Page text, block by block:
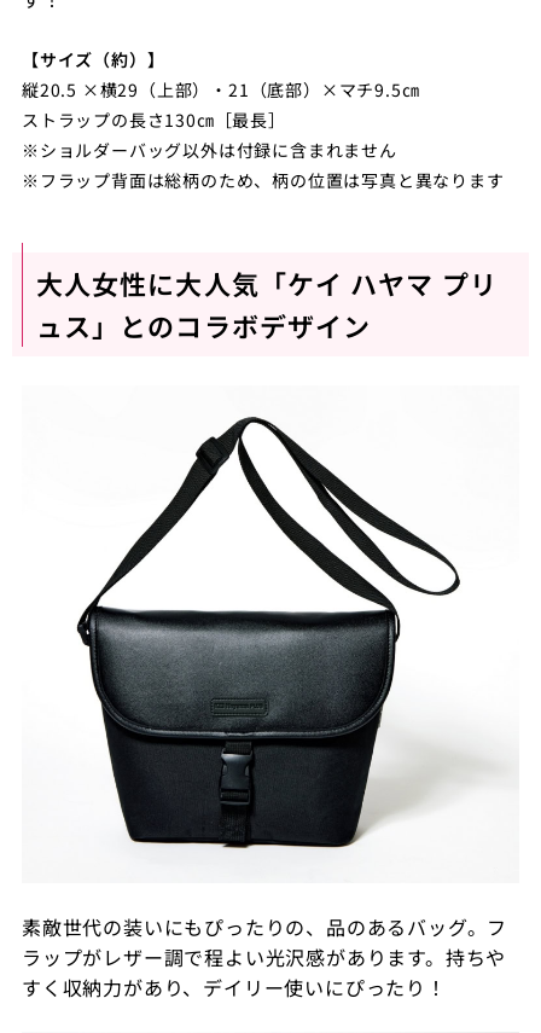
【サイズ（約）】
縦20.5 ×横29（上部）・21（底部）×マチ9.5㎝
ストラップの長さ130㎝［最長］
※ショルダーバッグ以外は付録に含まれません
※フラップ背面は総柄のため、柄の位置は写真と異なります
大人女性に大人気「ケイ ハヤマ プリ
ュス」とのコラボデザイン
素敵世代の装いにもぴったりの、品のあるバッグ。フ
ラップがレザー調で程よい光沢感があります。持ちや
すく収納力があり、デイリー使いにぴったり！